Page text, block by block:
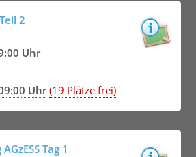
2
Uhr
Uhr (19 Plätze frei)
Tag 1